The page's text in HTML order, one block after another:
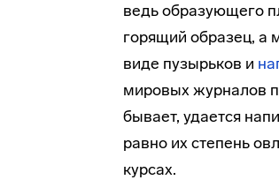
ведь образующего
горящий образец, а
виде пузырьков и
мировых журналов
бывает, удается
равно их степень
курсах.